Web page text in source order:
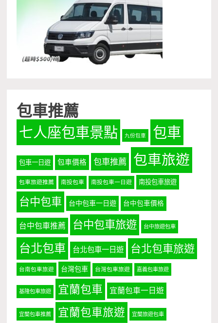
包車推薦
七人座包車景點 九份包車 包車
包車一日遊 包車價格 包車推薦 包車旅遊
包車旅遊推薦 南投包車 南投包車一日遊 南投包車旅遊
台中包車 台中包車一日遊 台中包車價格
台中包車推薦 台中包車旅遊 台中旅遊包車
台北包車 台北包車一日遊 台北包車旅遊
台南包車旅遊 台灣包車 台灣包車旅遊 嘉義包車旅遊
基隆包車旅遊 宜蘭包車 宜蘭包車一日遊
宜蘭包車推薦 宜蘭包車旅遊 宜蘭旅遊包車